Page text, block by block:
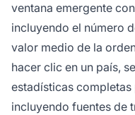
ventana emergente
incluyendo el número
valor medio de la
hacer clic en un país,
estadísticas
incluyendo fuentes de